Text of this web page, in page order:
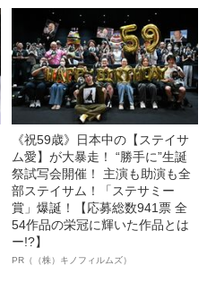
《祝59歳》日本中の【ステイサ
ム愛】が大暴走！ “勝手に”生誕
祭試写会開催！ 主演も助演も全
部ステイサム！「ステサミー
賞」爆誕！【応募総数941票 全
54作品の栄冠に輝いた作品とは
ー!?】
PR（（株）キノフィルムズ）